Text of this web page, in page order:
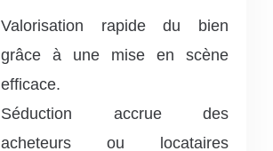
Valorisation rapide du bien
grâce à une mise en scène
efficace.
Séduction accrue des
acheteurs ou locataires